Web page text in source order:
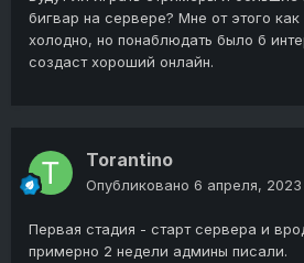
бигвар на сервере? Мне от этого
холодно, но понаблюдать было б
создаст хороший онлайн.
Torantino
Опубликовано 6 апреля, 2023
Первая стадия - старт сервера и
примерно 2 недели админы писали.